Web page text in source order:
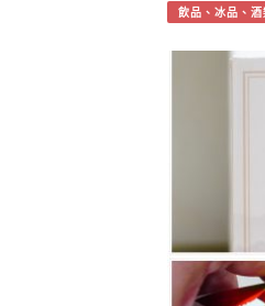
飲品、冰品、酒